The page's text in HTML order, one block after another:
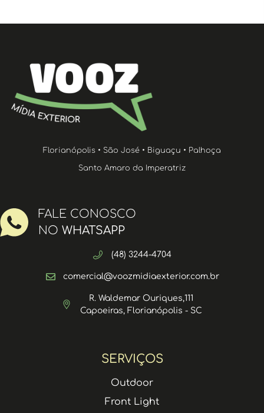
SERVIÇOS
Outdoor
Front Light
Florianópolis • São José • Biguaçu • Palhoça
Santo Amaro da Imperatriz
FALE CONOSCO
NO WHATSAPP
(48) 3244-4704
comercial@voozmidiaexterior.com.br
R. Waldemar Ouriques,111
Capoeiras, Florianópolis - SC